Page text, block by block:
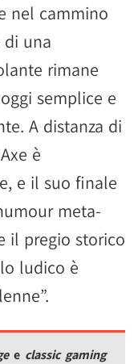
nel cammino
di una
rimane
semplice e
A distanza di
è
e il suo finale
meta-
il pregio storico
ludico è
e classic gaming